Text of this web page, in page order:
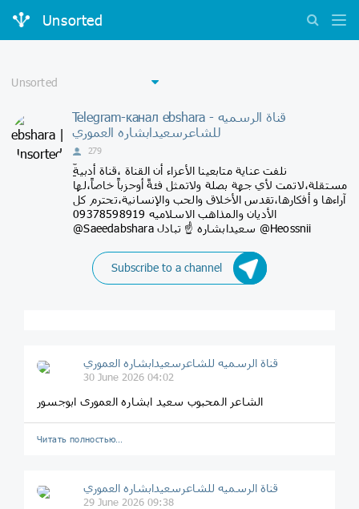
Unsorted
Telegram-канал ebshara - قناة الرسميه
للشاعرسعیدابشاره العموري
279
ِّنلفت عناية متابعينا الأعزاء أن القناة ،قناة أدبية
مستقلة،لاتمت لأي جهة بصلة ولاتمثل فئةً أوحزباً خاصاً،لها
آراءها و أفکارها،تقدس الأخلاق والحب والإنسانية،تحترم کل
الأديان والمذاهب الاسلامیه 09378598919
@Saeedabshara سعيدابشاره ☝ تبادل @Heossnii
Subscribe to a channel
قناة الرسميه للشاعرسعیدابشاره العموري
30 June 2026 04:02
الشاعر المحبوب سعید ابشاره العموری ابوجسور
Читать полностью…
قناة الرسميه للشاعرسعیدابشاره العموري
29 June 2026 09:38